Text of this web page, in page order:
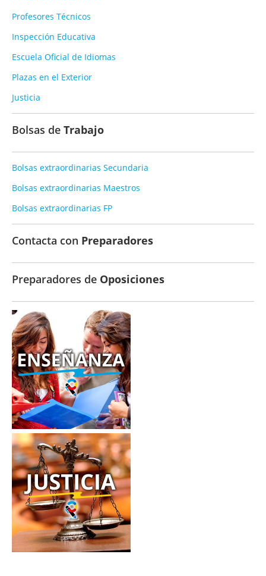
Profesores Técnicos
Inspección Educativa
Escuela Oficial de Idiomas
Plazas en el Exterior
Justicia
Bolsas de Trabajo
Bolsas extraordinarias Secundaria
Bolsas extraordinarias Maestros
Bolsas extraordinarias FP
Contacta con Preparadores
Preparadores de Oposiciones